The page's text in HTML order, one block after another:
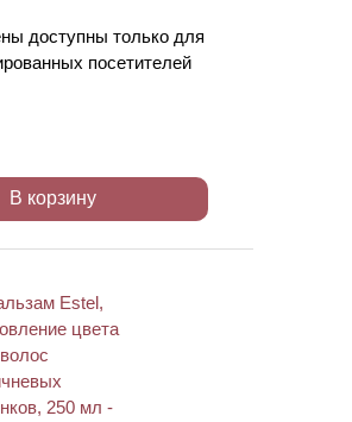
доступны только для
посетителей
В корзину